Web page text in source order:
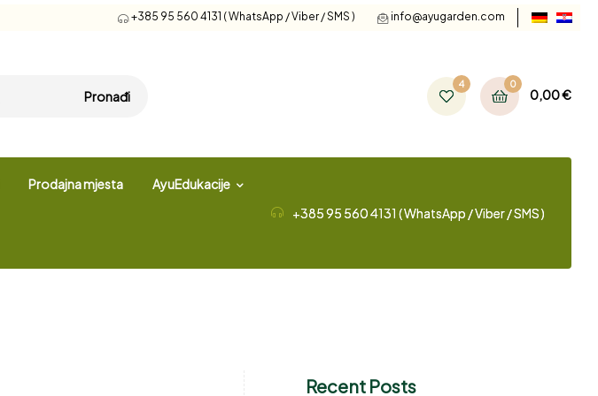
+385 95 560 4131 ( WhatsApp / Viber / SMS ) info@ayugarden.com
Pronađi
4 0
0,00€
Prodajna mjesta AyuEdukacije
+385 95 560 4131 ( WhatsApp / Viber / SMS )
Recent Posts